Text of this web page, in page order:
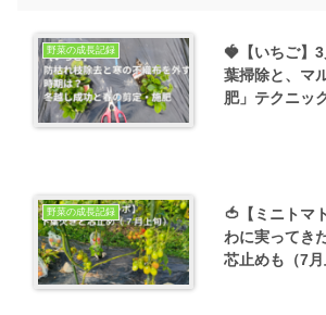
野菜の成長記録
🍓【いちご】
葉掃除と、マ
肥」テクニッ
野菜の成長記録
🍅【ミニトマ
わに実ってき
芯止めも（7月